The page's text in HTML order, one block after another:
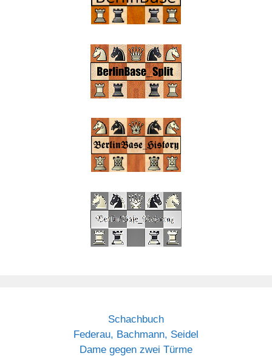
Schachbuch
Federau, Bachmann, Seidel
Dame gegen zwei Türme